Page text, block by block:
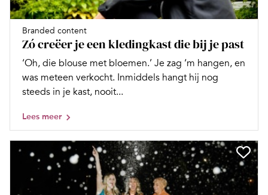
Branded content
Zó creëer je een kledingkast die bij je past
‘Oh, die blouse met bloemen.’ Je zag ‘m hangen, en
was meteen verkocht. Inmiddels hangt hij nog
steeds in je kast, nooit...
Lees meer